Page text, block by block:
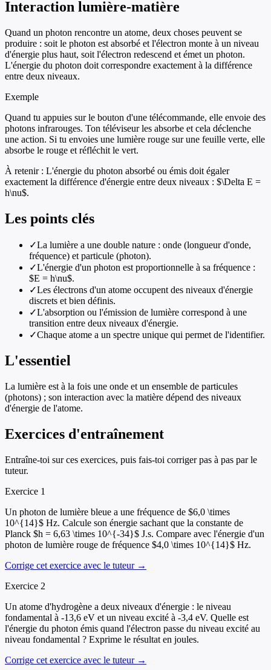
Interaction lumière-matière
Quand un photon rencontre un atome, deux choses peuvent se
produire : soit le photon est absorbé et l'électron monte à un niveau
d'énergie plus haut, soit l'électron redescend et émet un photon.
L'énergie du photon doit correspondre exactement à la différence
entre deux niveaux.
Exemple
Quand tu appuies sur le bouton d'une télécommande, elle envoie des
photons infrarouges. Ton téléviseur les absorbe et cela déclenche
une action. Si tu envoies une lumière rouge sur une feuille verte, elle
absorbe le rouge et réfléchit le vert.
À retenir : L'énergie du photon absorbé ou émis doit égaler
exactement la différence d'énergie entre deux niveaux : $\Delta E =
h\nu$.
Les points clés
✓La lumière a une double nature : onde (longueur d'onde,
fréquence) et particule (photon).
✓L'énergie d'un photon est proportionnelle à sa fréquence :
$E = h\nu$.
✓Les électrons d'un atome occupent des niveaux d'énergie
discrets et bien définis.
✓L'absorption ou l'émission de lumière correspond à une
transition entre deux niveaux d'énergie.
✓Chaque atome a un spectre unique qui permet de l'identifier.
L'essentiel
La lumière est à la fois une onde et un ensemble de particules
(photons) ; son interaction avec la matière dépend des niveaux
d'énergie de l'atome.
Exercices d'entraînement
Entraîne-toi sur ces exercices, puis fais-toi corriger pas à pas par le
tuteur.
Exercice 1
Un photon de lumière bleue a une fréquence de $6,0 \times
10^{14}$ Hz. Calcule son énergie sachant que la constante de
Planck $h = 6,63 \times 10^{-34}$ J.s. Compare avec l'énergie d'un
photon de lumière rouge de fréquence $4,0 \times 10^{14}$ Hz.
Corrige cet exercice avec le tuteur →
Exercice 2
Un atome d'hydrogène a deux niveaux d'énergie : le niveau
fondamental à -13,6 eV et un niveau excité à -3,4 eV. Quelle est
l'énergie du photon émis quand l'électron passe du niveau excité au
niveau fondamental ? Exprime le résultat en joules.
Corrige cet exercice avec le tuteur →